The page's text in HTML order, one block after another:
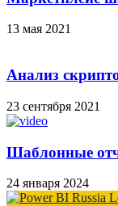
13 мая 2021
Анализ
23 сентября 2021
Шаблонные
24 января 2024